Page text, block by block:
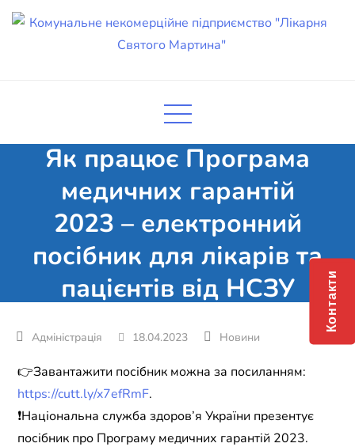
Skip
підприємство "Лікарня Святого
Як працює Програма
медичних гарантій
2023 – електронний
посібник для лікарів та
пацієнтів від НСЗУ
18.04.2023 Новини
👉Завантажити посібник можна за посиланням:
https://cutt.ly/x7efRmF.
❗️Національна служба здоров’я України презентує
посібник про Програму медичних гарантій 2023.
Контакти